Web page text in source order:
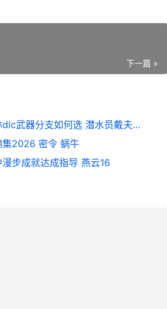
下一篇 »
潜水员戴夫丛林dlc武器分支如何选 潜水员戴夫丛林dlc餐厅人数
集2026 密令 蜗牛
步成就达成指导 燕云16